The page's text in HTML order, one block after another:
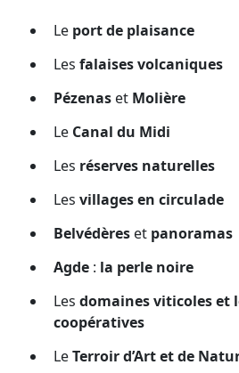
Le port de plaisance
Les falaises volcaniques
Pézenas et Molière
Le Canal du Midi
Les réserves naturelles
Les villages en circulade
Belvédères et panoramas
Agde : la perle noire
Les domaines viticoles et
coopératives
LeTerroir d’Art et de